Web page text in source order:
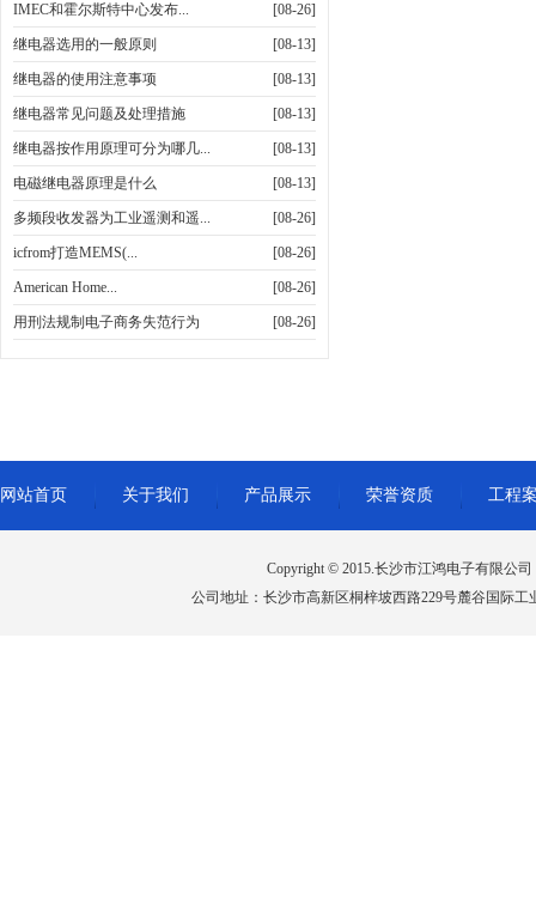
IMEC和霍尔斯特中心发布... [08-26]
继电器选用的一般原则 [08-13]
继电器的使用注意事项 [08-13]
继电器常见问题及处理措施 [08-13]
继电器按作用原理可分为哪几... [08-13]
电磁继电器原理是什么 [08-13]
多频段收发器为工业遥测和遥... [08-26]
icfrom打造MEMS(... [08-26]
American Home... [08-26]
用刑法规制电子商务失范行为 [08-26]
网站首页 关于我们 产品展示 荣誉资质 工程
Copyright © 2015.长沙市江鸿电子有限公司
公司地址：长沙市高新区桐梓坡西路229号麓谷国际工